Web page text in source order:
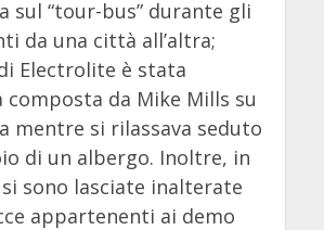
sul “tour-bus” durante gli
da una città all’altra;
Electrolite è stata
da Mike Mills su
mentre si rilassava seduto
di un albergo. Inoltre, in
sono lasciate inalterate
appartenenti ai demo